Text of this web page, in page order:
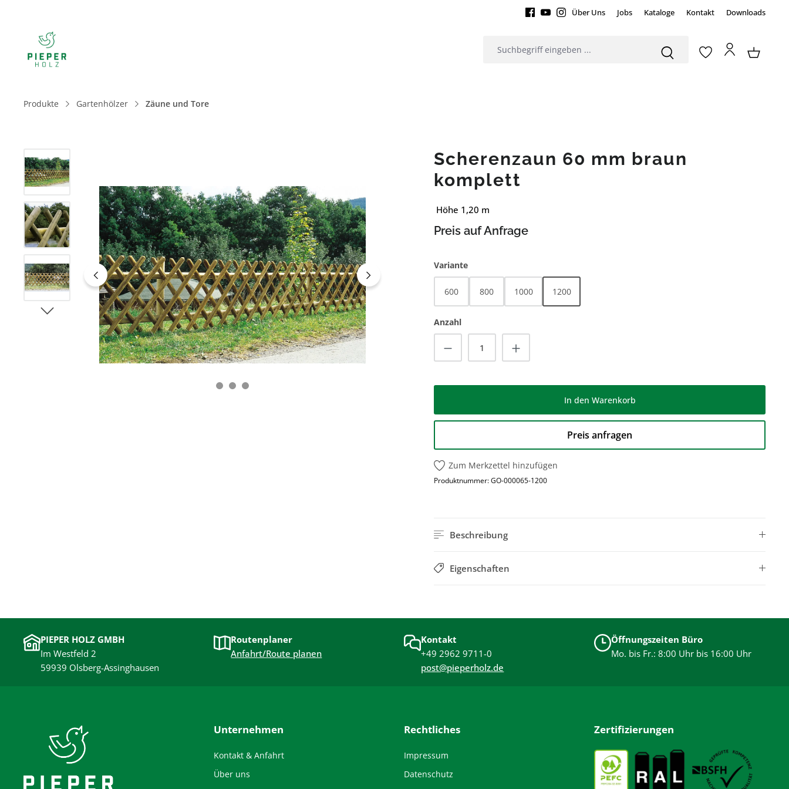
Über Uns Jobs Kataloge Kontakt Downloads
Produkte Gartenhölzer Zäune und Tore
Bildergalerie überspringen
Scherenzaun 60 mm braun
komplett
Höhe 1,20 m
Preis auf Anfrage
Varianteauswählen
600 800 1000 1200
Anzahl
Produkt Anzahl: Gib den gewünschten Wert ein
In den Warenkorb
Preis anfragen
Zum Merkzettel hinzufügen
Produktnummer:GO-000065-1200
Beschreibung
Eigenschaften
PIEPER HOLZ GMBH
Im Westfeld 2
59939 Olsberg-Assinghausen
Routenplaner
Anfahrt/Route planen
Kontakt
+49 2962 9711-0
post@pieperholz.de
Öffnungszeiten Büro
Mo. bis Fr.: 8:00 Uhr bis 16:00 Uhr
Unternehmen
Kontakt & Anfahrt
Über uns
Rechtliches
Impressum
Datenschutz
Zertifizierungen